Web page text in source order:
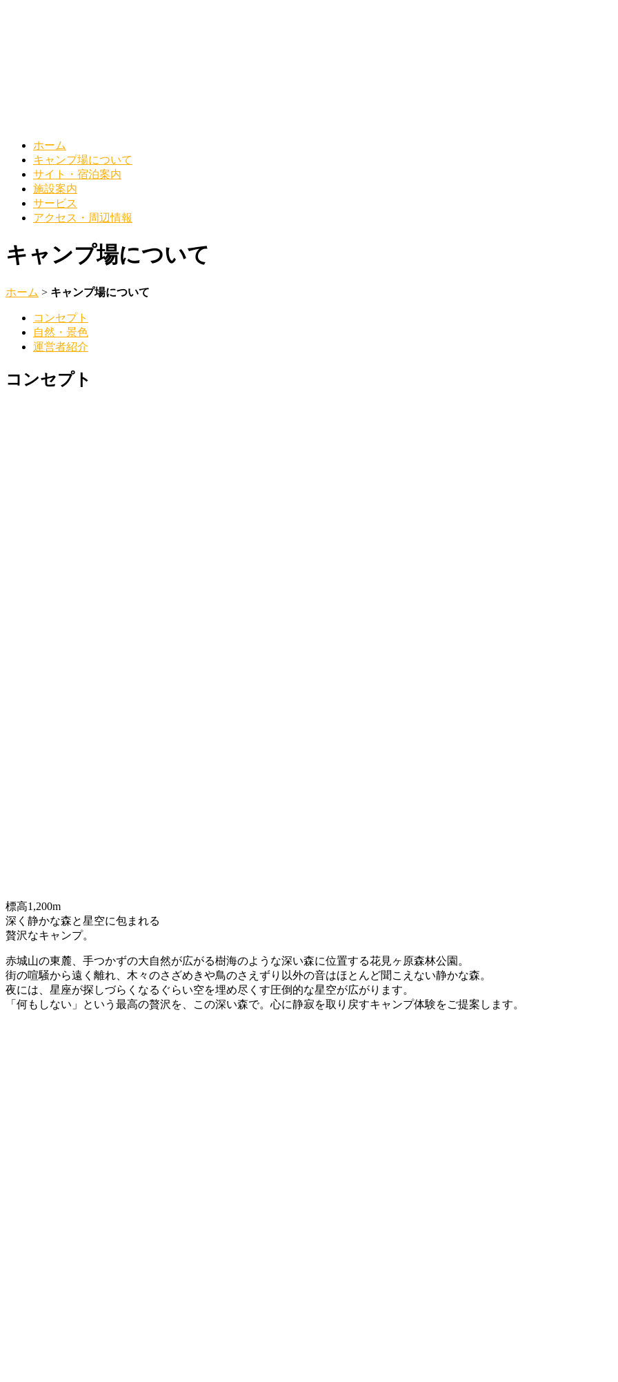
ホーム
キャンプ場について
サイト・宿泊案内
施設案内
サービス
アクセス・周辺情報
キャンプ場について
ホーム > キャンプ場について
コンセプト
自然・景色
運営者紹介
コンセプト
標高1,200m
深く静かな森と星空に包まれる
贅沢なキャンプ。
赤城山の東麓、手つかずの大自然が広がる樹海のような深い森に位置する花見ヶ原森林公園。
街の喧騒から遠く離れ、木々のさざめきや鳥のさえずり以外の音はほとんど聞こえない静かな森。
夜には、星座が探しづらくなるぐらい空を埋め尽くす圧倒的な星空が広がります。
「何もしない」という最高の贅沢を、この深い森で。心に静寂を取り戻すキャンプ体験をご提案します。